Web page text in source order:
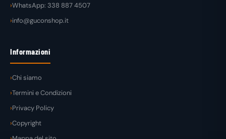
WhatsApp: 338 887 4507
info@guconshop.it
Informazioni
Chi siamo
Termini e Condizioni
Privacy Policy
Copyright